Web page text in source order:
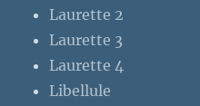
Laurette 2
Laurette 3
Laurette 4
Libellule